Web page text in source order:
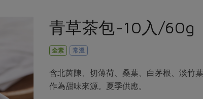
青草茶包-10入/60g
全素 常溫
含北茵陳、切薄荷、桑葉、白茅根、淡竹
作為甜味來源。夏季供應。